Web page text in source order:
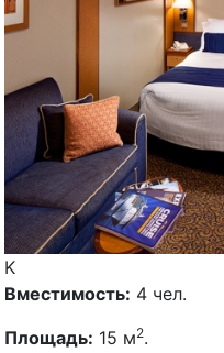
K
Вместимость: 4 чел.
Площадь: 15 м2.